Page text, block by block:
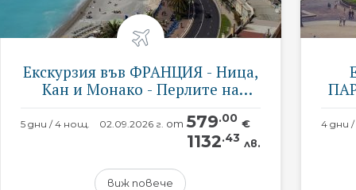
Екскурзия във ФРАНЦИЯ - Ница,
Кан и Монако - Перлите на
Лазурния бряг - със самолет и
обслужване на български език!
5 дни / 4 нощ. 02.09.2026 г. от 579.00 €
1132.43 лв.
виж повече